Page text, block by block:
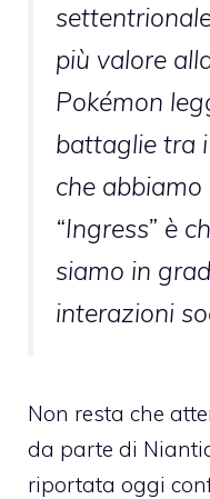
più valore
Pokémon
battaglie tra
che
“Ingress” è
siamo in
interazioni
Non resta che
da parte di
riportata oggi